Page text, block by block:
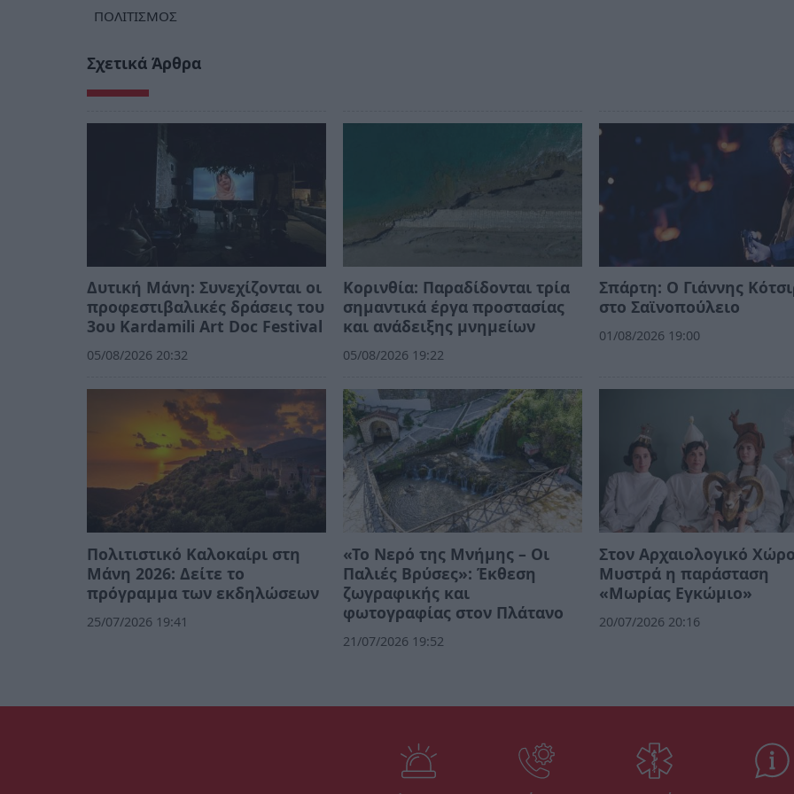
ΠΟΛΙΤΙΣΜΟΣ
Σχετικά Άρθρα
Δυτική Μάνη: Συνεχίζονται οι
προφεστιβαλικές δράσεις του
3ου Kardamili Art Doc Festival
05/08/2026 20:32
Κορινθία: Παραδίδονται τρία
σημαντικά έργα προστασίας
και ανάδειξης μνημείων
05/08/2026 19:22
Σπάρτη: Ο Γιάννης
στο Σαϊνοπούλειο
01/08/2026 19:00
Πολιτιστικό Καλοκαίρι στη
Μάνη 2026: Δείτε το
πρόγραμμα των εκδηλώσεων
25/07/2026 19:41
«Το Νερό της Μνήμης – Οι
Παλιές Βρύσες»: Έκθεση
ζωγραφικής και
φωτογραφίας στον Πλάτανο
21/07/2026 19:52
Στον Αρχαιολογικό
Μυστρά η παράσταση
«Μωρίας Εγκώμιο»
20/07/2026 20:16